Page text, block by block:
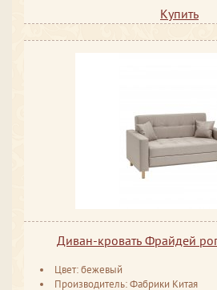
Купить
Диван-кровать Фрайдей
Цвет: бежевый
Производитель: Фабрики Китая